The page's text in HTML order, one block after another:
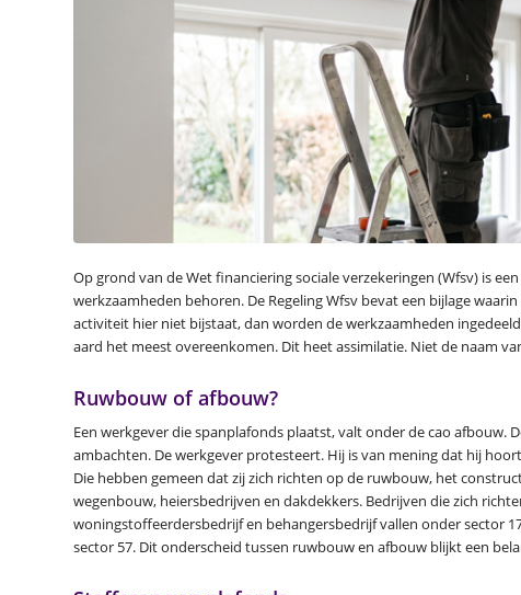
Op grond van de Wet financiering sociale verzekeringen (Wfsv) is
werkzaamheden behoren. De Regeling Wfsv bevat een bijlage
activiteit hier niet bijstaat, dan worden de werkzaamheden
aard het meest overeenkomen. Dit heet assimilatie. Niet de naam
Ruwbouw of afbouw?
Een werkgever die spanplafonds plaatst, valt onder de cao afbouw.
ambachten. De werkgever protesteert. Hij is van mening dat hij
Die hebben gemeen dat zij zich richten op de ruwbouw, het
wegenbouw, heiersbedrijven en dakdekkers. Bedrijven die zich
woningstoffeerdersbedrijf en behangersbedrijf vallen onder sector
sector 57. Dit onderscheid tussen ruwbouw en afbouw blijkt een